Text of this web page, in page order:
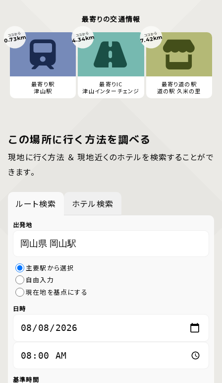
最寄りの交通情報
最寄り駅
津山駅
ココから
0.73km
最寄りIC
津山インターチェンジ
ココから
4.34km
最寄り道の駅
道の駅 久米の里
ココから
7.42km
この場所に行く方法を調べる
現地に行く方法 ＆ 現地近くのホテルを検索することがで
きます。
ルート検索 ホテル検索
出発地
主要駅から選択
自由入力
現在地を基点にする
日時
基準時間